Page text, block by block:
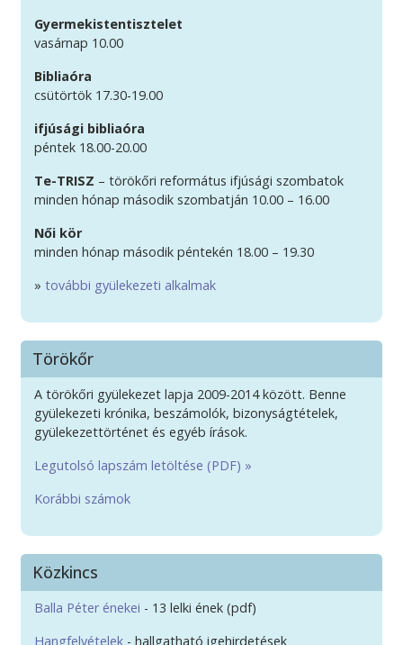
Gyermekistentisztelet
vasárnap 10.00
Bibliaóra
csütörtök 17.30-19.00
ifjúsági bibliaóra
péntek 18.00-20.00
Te-TRISZ – törökőri református ifjúsági szombatok
minden hónap második szombatján 10.00 – 16.00
Női kör
minden hónap második péntekén 18.00 – 19.30
» további gyülekezeti alkalmak
Törökőr
A törökőri gyülekezet lapja 2009-2014 között. Benne
gyülekezeti krónika, beszámolók, bizonyságtételek,
gyülekezettörténet és egyéb írások.
Legutolsó lapszám letöltése (PDF) »
Korábbi számok
Közkincs
Balla Péter énekei - 13 lelki ének (pdf)
Hangfelvételek - hallgatható igehirdetések